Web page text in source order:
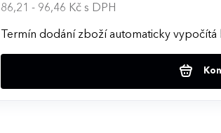
86,21 - 96,46 Kčs DPH
Termín dodání zboží automaticky